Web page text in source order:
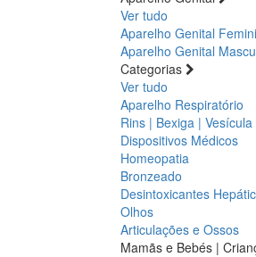
Ver tudo
Aparelho Genital
Aparelho Genital
Categorias
Ver tudo
Aparelho Respiratório
Rins | Bexiga | Vesícula
Dispositivos Médicos
Homeopatia
Bronzeado
Desintoxicantes
Olhos
Articulações e Ossos
Mamãs e Bebés |